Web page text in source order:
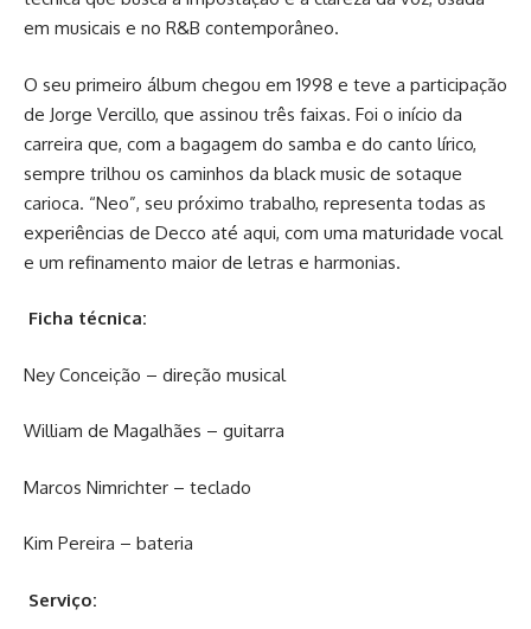
em musicais e no R&B contemporâneo.
O seu primeiro álbum chegou em 1998 e teve a participação
de Jorge Vercillo, que assinou três faixas. Foi o início da
carreira que, com a bagagem do samba e do canto lírico,
sempre trilhou os caminhos da black music de sotaque
carioca. “Neo”, seu próximo trabalho, representa todas as
experiências de Decco até aqui, com uma maturidade vocal
e um refinamento maior de letras e harmonias.
Ficha técnica:
Ney Conceição – direção musical
William de Magalhães – guitarra
Marcos Nimrichter – teclado
Kim Pereira – bateria
Serviço: